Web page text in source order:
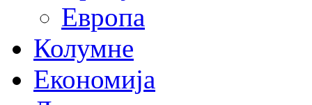
Европа
Колумне
Економија